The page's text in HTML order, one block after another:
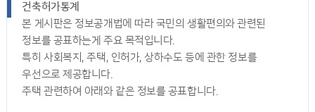
건축허가통계
본 게시판은 정보공개법에 따라 국민의 생활편의와 관련된
정보를 공표하는게 주요 목적입니다.
특히 사회복지, 주택, 인허가, 상하수도 등에 관한 정보를
우선으로 제공합니다.
주택 관련하여 아래와 같은 정보를 공표합니다.